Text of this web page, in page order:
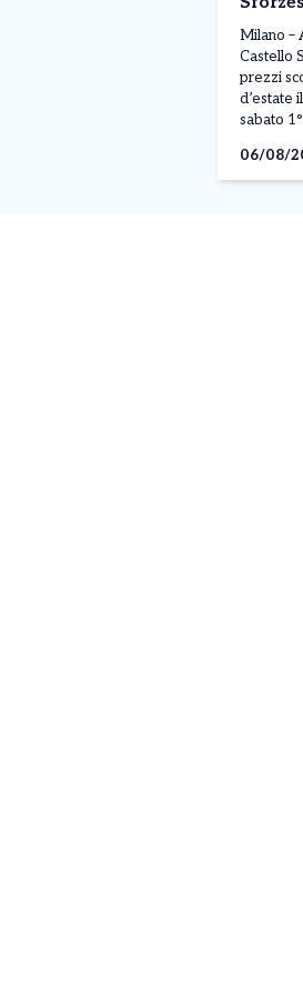
orario
Milano –
Castello
prezzi
d’estate
sabato
giorno
06/08/